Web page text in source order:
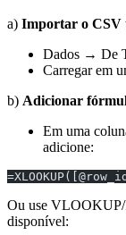
a) Importar o CSV
Dados → De
Carregar em
b) Adicionar
Em uma
adicione:
Ou use
disponível: